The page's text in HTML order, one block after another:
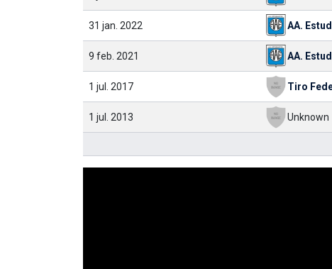
31 jan. 2022
9 feb. 2021
1 jul. 2017
1 jul. 2013 Unknown